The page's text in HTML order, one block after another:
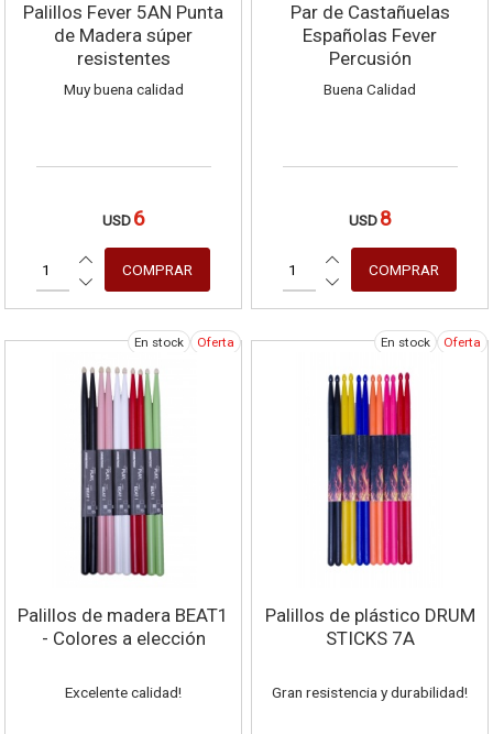
Palillos Fever 5AN Punta
de Madera súper
resistentes
Muy buena calidad
USD 6
Par de Castañuelas
Españolas Fever
Percusión
Buena Calidad
USD 8
En stock Oferta
Palillos de madera BEAT1
- Colores a elección
Excelente calidad!
En stock Oferta
Palillos de plástico DRUM
STICKS 7A
Gran resistencia y durabilidad!